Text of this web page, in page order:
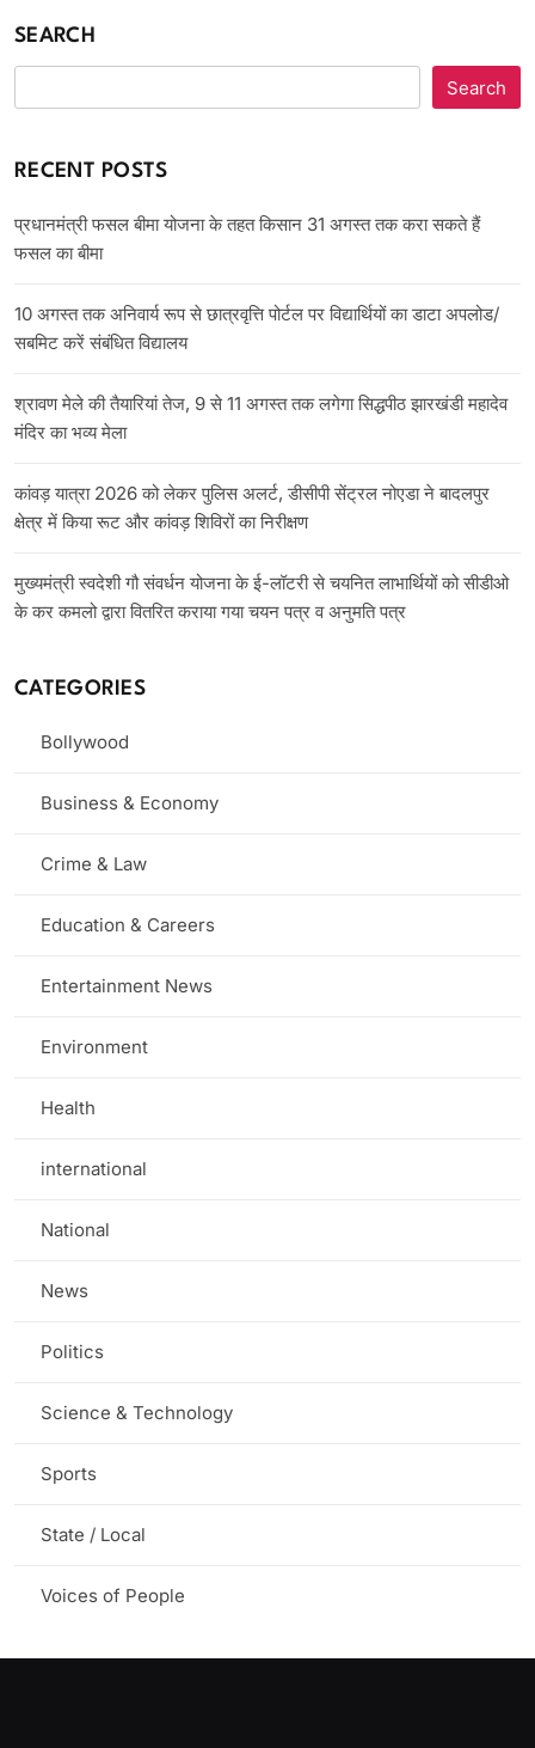
SEARCH
Search
RECENT POSTS
प्रधानमंत्री फसल बीमा योजना के तहत किसान 31 अगस्त तक करा सकते हैं
फसल का बीमा
10 अगस्त तक अनिवार्य रूप से छात्रवृत्ति पोर्टल पर विद्यार्थियों का डाटा अपलोड/
सबमिट करें संबंधित विद्यालय
श्रावण मेले की तैयारियां तेज, 9 से 11 अगस्त तक लगेगा सिद्धपीठ झारखंडी महादेव
मंदिर का भव्य मेला
कांवड़ यात्रा 2026 को लेकर पुलिस अलर्ट, डीसीपी सेंट्रल नोएडा ने बादलपुर
क्षेत्र में किया रूट और कांवड़ शिविरों का निरीक्षण
मुख्यमंत्री स्वदेशी गौ संवर्धन योजना के ई-लॉटरी से चयनित लाभार्थियों को सीडीओ
के कर कमलो द्वारा वितरित कराया गया चयन पत्र व अनुमति पत्र
CATEGORIES
Bollywood
Business & Economy
Crime & Law
Education & Careers
Entertainment News
Environment
Health
international
National
News
Politics
Science & Technology
Sports
State / Local
Voices of People